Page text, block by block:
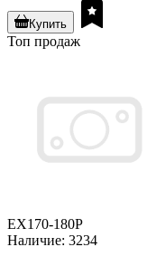
Купить
Топ продаж
EX170-180P
Наличие: 3234